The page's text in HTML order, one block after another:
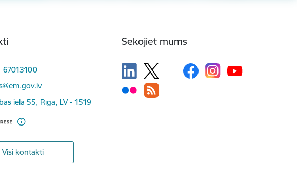
67013100
iela 55, Rīga, LV - 1519
Visi kontakti
Sekojiet mums